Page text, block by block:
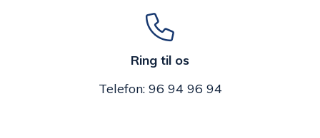
Ring til os
Telefon: 96 94 96 94